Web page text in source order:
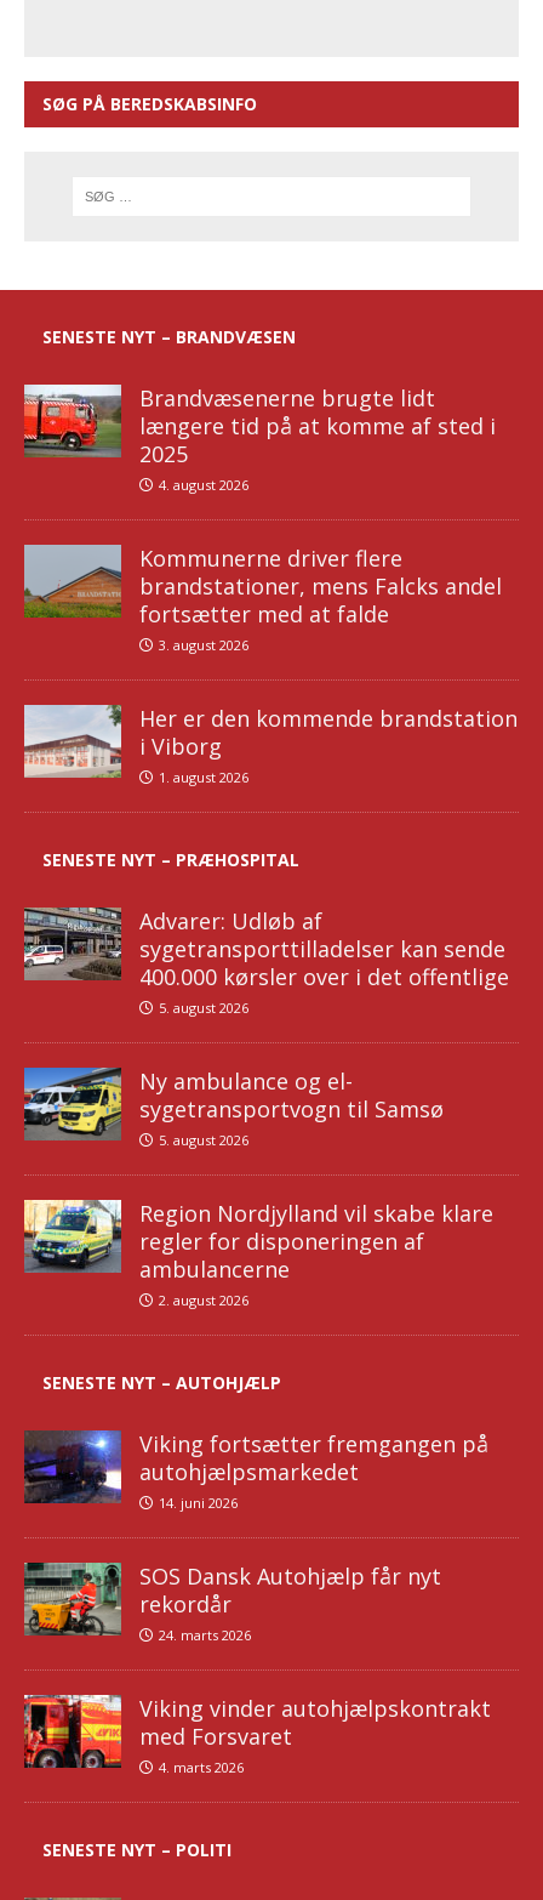
SØG PÅ BEREDSKABSINFO
SENESTE NYT – BRANDVÆSEN
Brandvæsenerne brugte lidt
længere tid på at komme af sted i
2025
4. august 2026
Kommunerne driver flere
brandstationer, mens Falcks andel
fortsætter med at falde
3. august 2026
Her er den kommende brandstation
i Viborg
1. august 2026
SENESTE NYT – PRÆHOSPITAL
Advarer: Udløb af
sygetransporttilladelser kan sende
400.000 kørsler over i det offentlige
5. august 2026
Ny ambulance og el-
sygetransportvogn til Samsø
5. august 2026
Region Nordjylland vil skabe klare
regler for disponeringen af
ambulancerne
2. august 2026
SENESTE NYT – AUTOHJÆLP
Viking fortsætter fremgangen på
autohjælpsmarkedet
14. juni 2026
SOS Dansk Autohjælp får nyt
rekordår
24. marts 2026
Viking vinder autohjælpskontrakt
med Forsvaret
4. marts 2026
SENESTE NYT – POLITI